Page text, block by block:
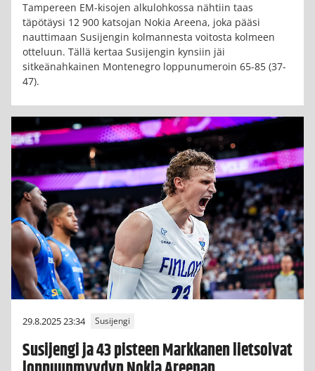
Tampereen EM-kisojen alkulohkossa nähtiin taas
täpötäysi 12 900 katsojan Nokia Areena, joka pääsi
nauttimaan Susijengin kolmannesta voitosta kolmeen
otteluun. Tällä kertaa Susijengin kynsiin jäi
sitkeänahkainen Montenegro loppunumeroin 65-85 (37-
47).
29.8.2025 23:34 Susijengi
Susijengi ja 43 pisteen Markkanen lietsoivat